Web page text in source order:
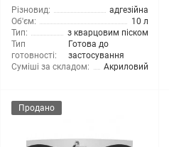
Різновид:
адгезійна
Об'єм:
10 л
Тип:
з кварцовим піском
Тип
готовності:
Готова до
застосування
Суміші за складом:
Акриловий
Продано